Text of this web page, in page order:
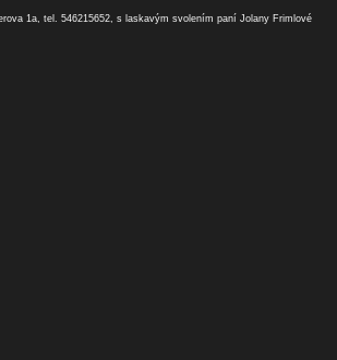
1a, tel. 546215652, s laskavým svolením paní Jolany Frimlové